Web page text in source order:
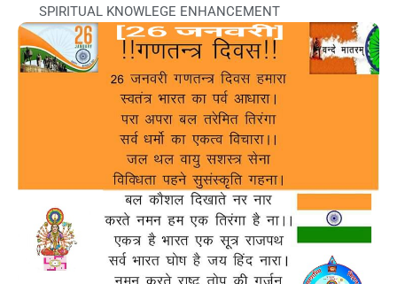
SPIRITUAL KNOWLEGE ENHANCEMENT